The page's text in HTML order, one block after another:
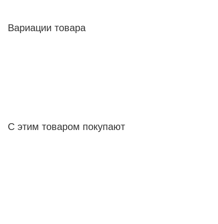
Вариации товара
С этим товаром покупают